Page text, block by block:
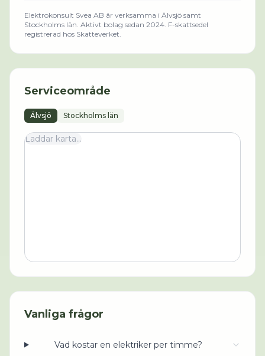
Elektrokonsult Svea AB är verksamma i Älvsjö samt
Stockholms län. Aktivt bolag sedan 2024. F-skattsedel
registrerad hos Skatteverket.
Serviceområde
Älvsjö Stockholms län
Laddar karta...
Vanliga frågor
Vad kostar en elektriker per timme?